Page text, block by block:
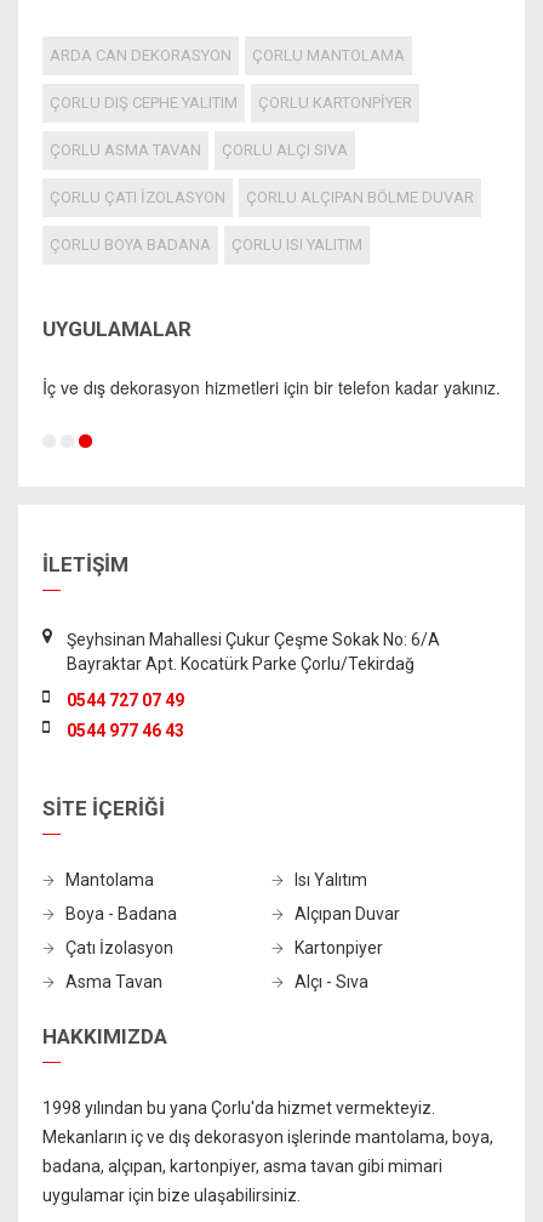
ARDA CAN DEKORASYON ÇORLU MANTOLAMA
ÇORLU DIŞ CEPHE YALITIM ÇORLU KARTONPİYER
ÇORLU ASMA TAVAN ÇORLU ALÇI SIVA
ÇORLU ÇATI İZOLASYON ÇORLU ALÇIPAN BÖLME DUVAR
ÇORLU BOYA BADANA ÇORLU ISI YALITIM
UYGULAMALAR
İç ve dış dekorasyon hizmetleri için bir telefon kadar yakınız.
İLETİŞİM
Şeyhsinan Mahallesi Çukur Çeşme Sokak No: 6/A
Bayraktar Apt. Kocatürk Parke Çorlu/Tekirdağ
0544 727 07 49
0544 977 46 43
SİTE İÇERİĞİ
Mantolama
Isı Yalıtım
Boya - Badana
Alçıpan Duvar
Çatı İzolasyon
Kartonpiyer
Asma Tavan
Alçı - Sıva
HAKKIMIZDA
1998 yılından bu yana Çorlu'da hizmet vermekteyiz.
Mekanların iç ve dış dekorasyon işlerinde mantolama, boya,
badana, alçıpan, kartonpiyer, asma tavan gibi mimari
uygulamar için bize ulaşabilirsiniz.